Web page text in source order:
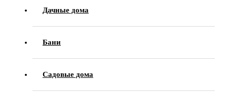
Дачные дома
Бани
Садовые дома